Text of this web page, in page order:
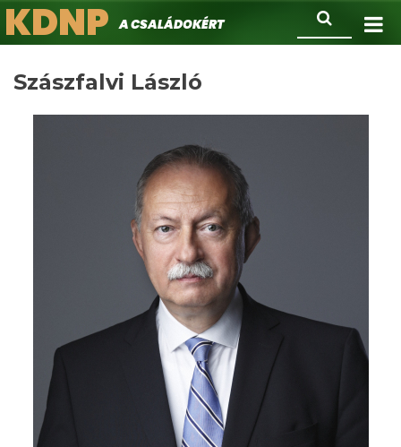
Ugrás
a
Keresés
KDNPA családokért.
Szászfalvi László